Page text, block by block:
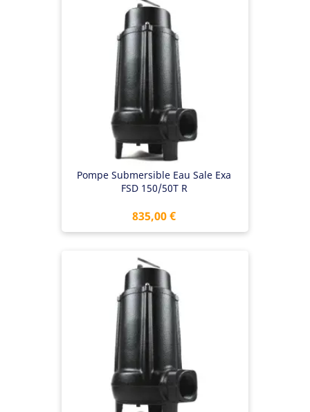
Pompe Submersible Eau Sale Exa
FSD 150/50T R
Prix
835,00 €